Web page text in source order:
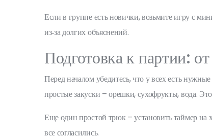
Если в группе есть новички, возьмите игру с
из‑за долгих объяснений.
Подготовка к партии:
Перед началом убедитесь, что у всех есть
простые закуски – орешки, сухофрукты, вода.
Еще один простой трюк – установить таймер на
все согласились.